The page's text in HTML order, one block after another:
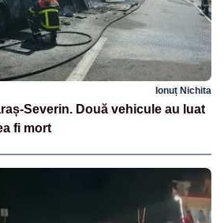
Ionuț Nichita
Severin. Două vehicule au luat
fi mort